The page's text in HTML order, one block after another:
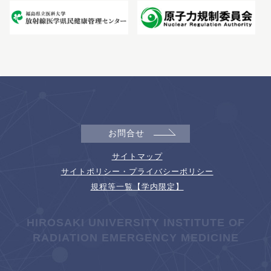
お問合せ
サイトマップ
サイトポリシー・プライバシーポリシー
規程等一覧【学内限定】
HIROSAKI UNIVERSITY INSTITUTE OF
RADIATION EMERGENCY MEDICINE